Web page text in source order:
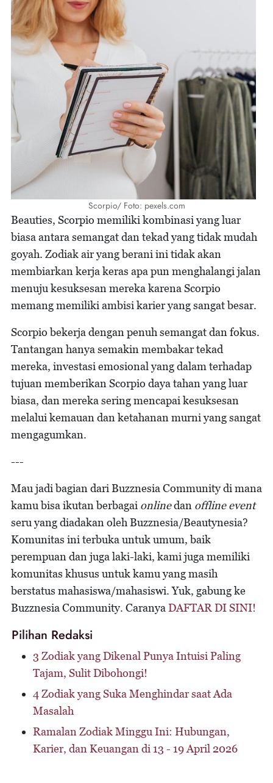
Scorpio/ Foto: pexels.com
Beauties, Scorpio memiliki kombinasi yang luar
biasa antara semangat dan tekad yang tidak mudah
goyah. Zodiak air yang berani ini tidak akan
membiarkan kerja keras apa pun menghalangi jalan
menuju kesuksesan mereka karena Scorpio
memang memiliki ambisi karier yang sangat besar.
Scorpio bekerja dengan penuh semangat dan fokus.
Tantangan hanya semakin membakar tekad
mereka, investasi emosional yang dalam terhadap
tujuan memberikan Scorpio daya tahan yang luar
biasa, dan mereka sering mencapai kesuksesan
melalui kemauan dan ketahanan murni yang sangat
mengagumkan.
---
Mau jadi bagian dari Buzznesia Community di mana
kamu bisa ikutan berbagai onlinedan offline event
seru yang diadakan oleh Buzznesia/Beautynesia?
Komunitas ini terbuka untuk umum, baik
perempuan dan juga laki-laki, kami juga memiliki
komunitas khusus untuk kamu yang masih
berstatus mahasiswa/mahasiswi. Yuk, gabung ke
Buzznesia Community. Caranya DAFTAR DI SINI!
Pilihan Redaksi
3 Zodiak yang Dikenal Punya Intuisi Paling
Tajam, Sulit Dibohongi!
4 Zodiak yang Suka Menghindar saat Ada
Masalah
Ramalan Zodiak Minggu Ini: Hubungan,
Karier, dan Keuangan di 13 - 19 April 2026